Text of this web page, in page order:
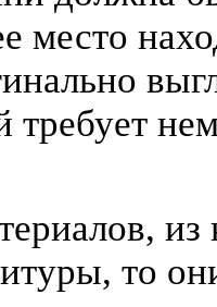
место
требует
то